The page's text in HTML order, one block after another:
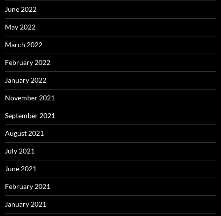
June 2022
May 2022
March 2022
February 2022
January 2022
November 2021
September 2021
August 2021
July 2021
June 2021
February 2021
January 2021